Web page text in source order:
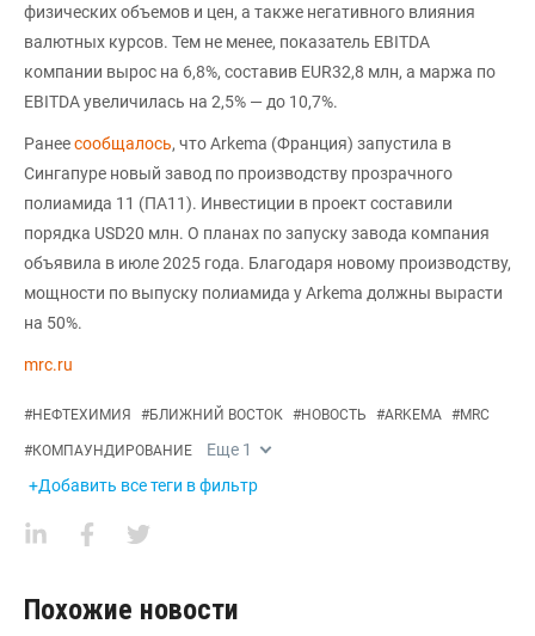
физических объемов и цен, а также негативного влияния
валютных курсов. Тем не менее, показатель EBITDA
компании вырос на 6,8%, составив EUR32,8 млн, а маржа по
EBITDA увеличилась на 2,5% — до 10,7%.
Ранеесообщалось, что Arkema (Франция) запустила в
Сингапуре новый завод по производству прозрачного
полиамида 11 (ПА11). Инвестиции в проект составили
порядка USD20 млн. О планах по запуску завода компания
объявила в июле 2025 года. Благодаря новому производству,
мощности по выпуску полиамида у Arkema должны вырасти
на 50%.
mrc.ru
#НЕФТЕХИМИЯ #БЛИЖНИЙ ВОСТОК #НОВОСТЬ #ARKEMA #MRC
#КОМПАУНДИРОВАНИЕ Еще 1
+Добавить все теги в фильтр
Похожие новости